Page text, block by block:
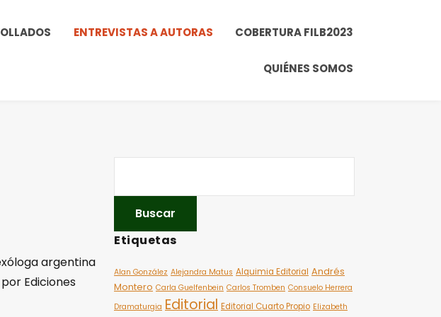
ENTREVISTAS A AUTORAS COBERTURA FILB2023
QUIÉNES SOMOS
argentina
Ediciones
Etiquetas
Alan González Alejandra Matus Alquimia Editorial Andrés
Montero Carla Guelfenbein Carlos Tromben Consuelo Herrera
Dramaturgia Editorial Editorial Cuarto Propio Elizabeth